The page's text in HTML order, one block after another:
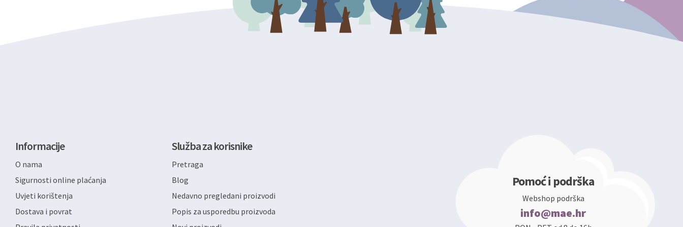
Informacije
O nama
Sigurnosti online plaćanja
Uvjeti korištenja
Dostava i povrat
Služba za korisnike
Pretraga
Blog
Nedavno pregledani proizvodi
Popis za usporedbu proizvoda
Pomoć i podrška
Webshop podrška
info@mae.hr